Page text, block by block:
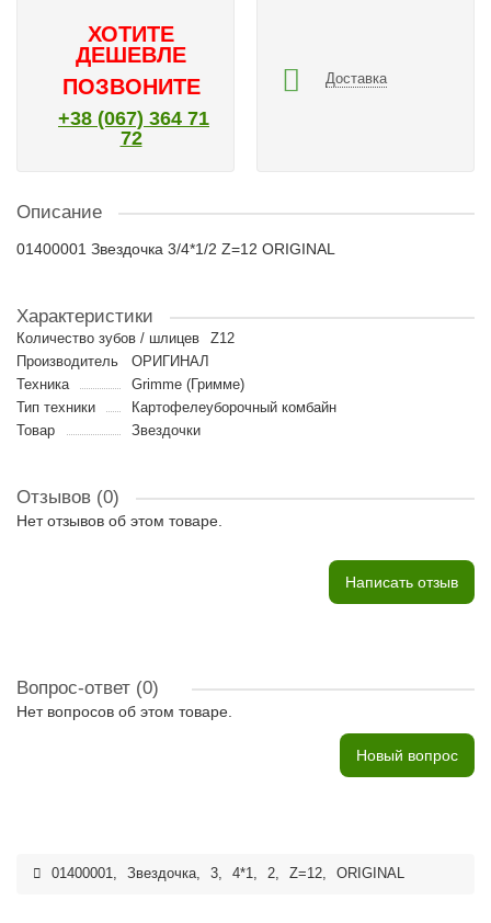
ХОТИТЕ
ДЕШЕВЛЕ
ПОЗВОНИТЕ
+38 (067) 364 71
72
Доставка
Описание
01400001 Звездочка 3/4*1/2 Z=12 ORIGINAL
Характеристики
Количество зубов / шлицев
Z12
Производитель
ОРИГИНАЛ
Техника
Grimme (Гримме)
Тип техники
Картофелеуборочный комбайн
Товар
Звездочки
Отзывов (0)
Нет отзывов об этом товаре.
Написать отзыв
Вопрос-ответ (0)
Нет вопросов об этом товаре.
Новый вопрос
01400001, Звездочка, 3, 4*1, 2, Z=12, ORIGINAL